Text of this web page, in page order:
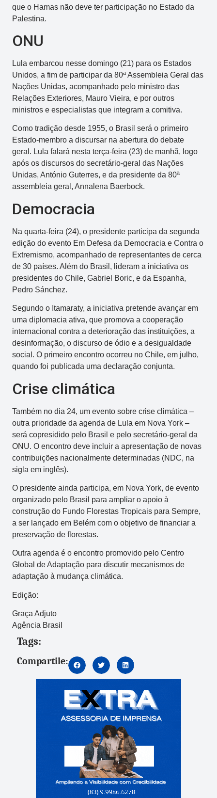
que o Hamas não deve ter participação no Estado da
Palestina.
ONU
Lula embarcou nesse domingo (21) para os Estados
Unidos, a fim de participar da 80ª Assembleia Geral das
Nações Unidas, acompanhado pelo ministro das
Relações Exteriores, Mauro Vieira, e por outros
ministros e especialistas que integram a comitiva.
Como tradição desde 1955, o Brasil será o primeiro
Estado-membro a discursar na abertura do debate
geral. Lula falará nesta terça-feira (23) de manhã, logo
após os discursos do secretário-geral das Nações
Unidas, António Guterres, e da presidente da 80ª
assembleia geral, Annalena Baerbock.
Democracia
Na quarta-feira (24), o presidente participa da segunda
edição do evento Em Defesa da Democracia e Contra o
Extremismo, acompanhado de representantes de cerca
de 30 países. Além do Brasil, lideram a iniciativa os
presidentes do Chile, Gabriel Boric, e da Espanha,
Pedro Sánchez.
Segundo o Itamaraty, a iniciativa pretende avançar em
uma diplomacia ativa, que promova a cooperação
internacional contra a deterioração das instituições, a
desinformação, o discurso de ódio e a desigualdade
social. O primeiro encontro ocorreu no Chile, em julho,
quando foi publicada uma declaração conjunta.
Crise climática
Também no dia 24, um evento sobre crise climática –
outra prioridade da agenda de Lula em Nova York –
será copresidido pelo Brasil e pelo secretário-geral da
ONU. O encontro deve incluir a apresentação de novas
contribuições nacionalmente determinadas (NDC, na
sigla em inglês).
O presidente ainda participa, em Nova York, de evento
organizado pelo Brasil para ampliar o apoio à
construção do Fundo Florestas Tropicais para Sempre,
a ser lançado em Belém com o objetivo de financiar a
preservação de florestas.
Outra agenda é o encontro promovido pelo Centro
Global de Adaptação para discutir mecanismos de
adaptação à mudança climática.
Edição:
Graça Adjuto
Agência Brasil
Tags:
Compartile: